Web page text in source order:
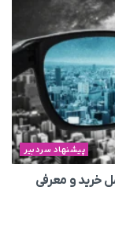
پیشنهاد سردبیر
خرید و معرفی